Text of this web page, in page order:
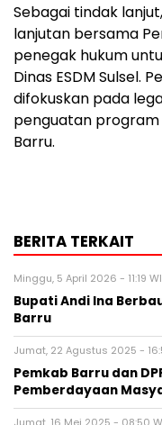
Sebagai tindak
lanjutan bersama
penegak hukum
Dinas ESDM Sulsel.
difokuskan pada
penguatan
Barru.
BERITA TERKAIT
Minggu, 5 April 2026 - 11:19
Bupati Andi Ina
Barru
Jumat, 22 Agustus 2025 -
Pemkab Barru dan
Pemberdayaan